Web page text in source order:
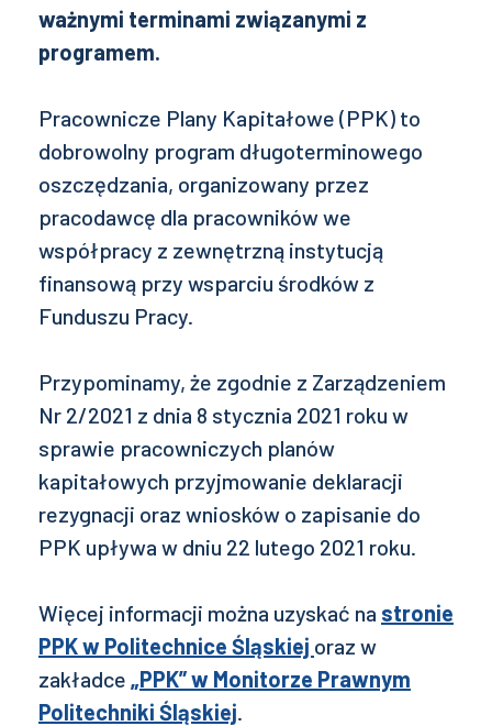
ważnymi terminami związanymi z
programem.
Pracownicze Plany Kapitałowe (PPK) to
dobrowolny program długoterminowego
oszczędzania, organizowany przez
pracodawcę dla pracowników we
współpracy z zewnętrzną instytucją
finansową przy wsparciu środków z
Funduszu Pracy.
Przypominamy, że zgodnie z Zarządzeniem
Nr 2/2021 z dnia 8 stycznia 2021 roku w
sprawie pracowniczych planów
kapitałowych przyjmowanie deklaracji
rezygnacji oraz wniosków o zapisanie do
PPK upływa w dniu 22 lutego 2021 roku.
Więcej informacji można uzyskać na stronie
PPK w Politechnice Śląskiej oraz w
zakładce „PPK” w Monitorze Prawnym
Politechniki Śląskiej.